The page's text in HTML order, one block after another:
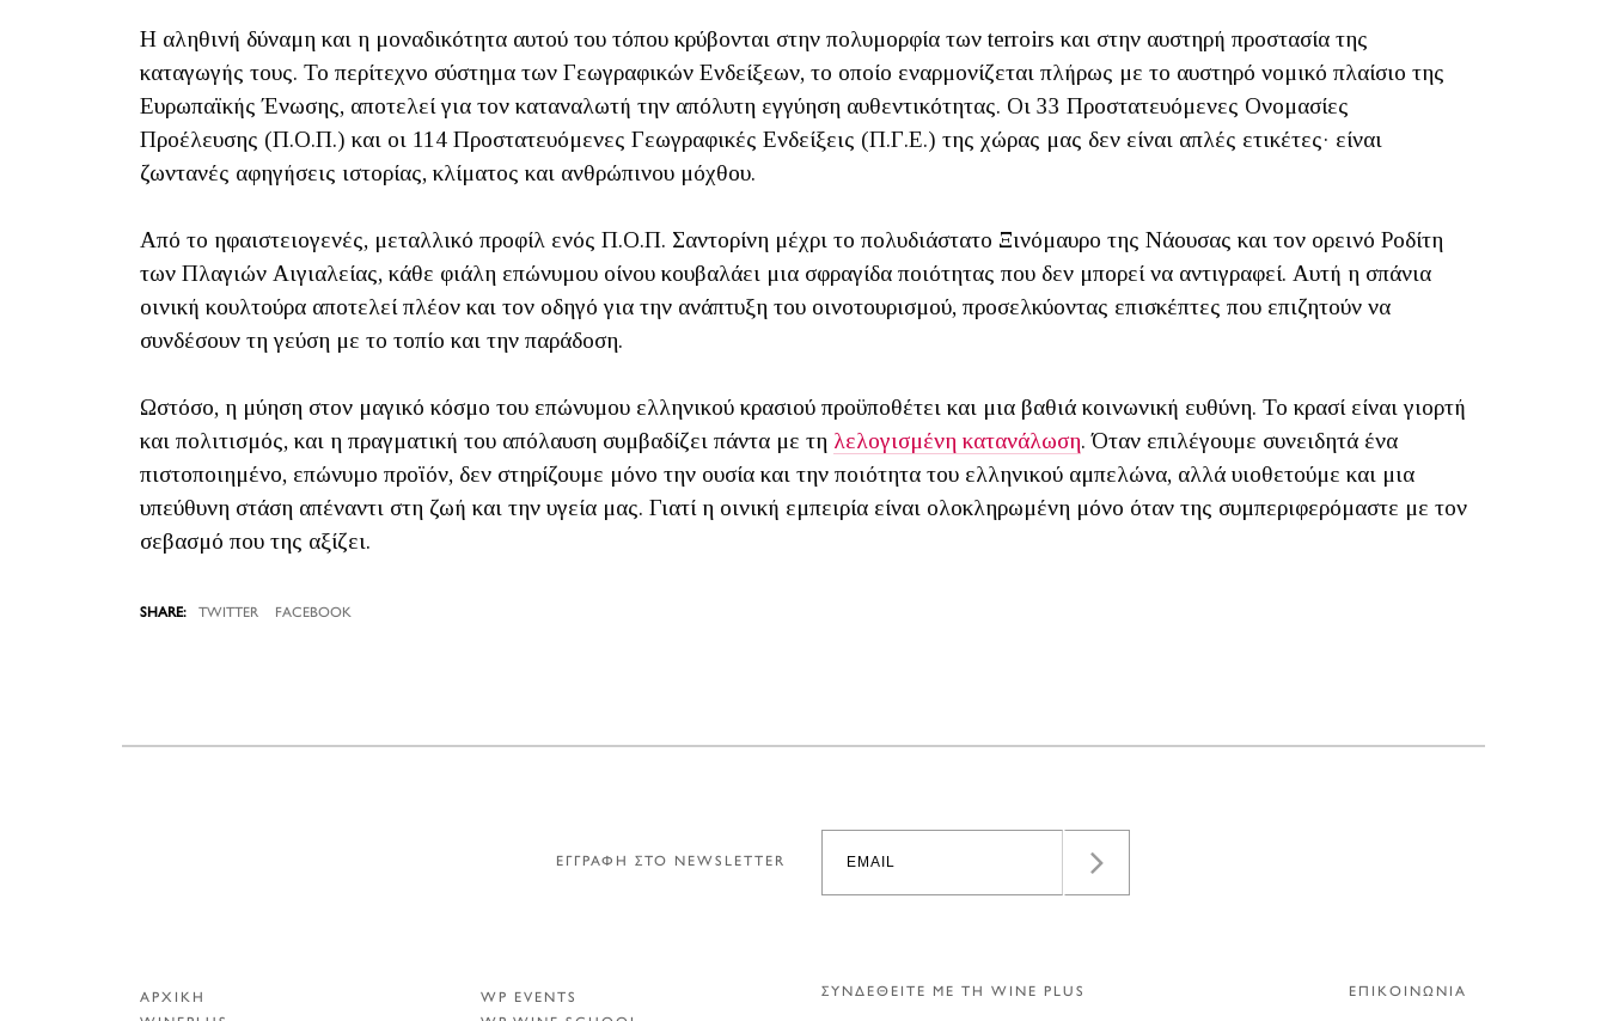
Η αληθινή δύναμη και η μοναδικότητα αυτού του τόπου κρύβονται στην πολυμορφία των terroirs και στην αυστηρή προστασία της
καταγωγής τους. Το περίτεχνο σύστημα των Γεωγραφικών Ενδείξεων, το οποίο εναρμονίζεται πλήρως με το αυστηρό νομικό πλαίσιο της
Ευρωπαϊκής Ένωσης, αποτελεί για τον καταναλωτή την απόλυτη εγγύηση αυθεντικότητας. Οι 33 Προστατευόμενες Ονομασίες
Προέλευσης (Π.Ο.Π.) και οι 114 Προστατευόμενες Γεωγραφικές Ενδείξεις (Π.Γ.Ε.) της χώρας μας δεν είναι απλές ετικέτες· είναι
ζωντανές αφηγήσεις ιστορίας, κλίματος και ανθρώπινου μόχθου.
Από το ηφαιστειογενές, μεταλλικό προφίλ ενός Π.Ο.Π. Σαντορίνη μέχρι το πολυδιάστατο Ξινόμαυρο της Νάουσας και τον ορεινό Ροδίτη
των Πλαγιών Αιγιαλείας, κάθε φιάλη επώνυμου οίνου κουβαλάει μια σφραγίδα ποιότητας που δεν μπορεί να αντιγραφεί. Αυτή η σπάνια
οινική κουλτούρα αποτελεί πλέον και τον οδηγό για την ανάπτυξη του οινοτουρισμού, προσελκύοντας επισκέπτες που επιζητούν να
συνδέσουν τη γεύση με το τοπίο και την παράδοση.
Ωστόσο, η μύηση στον μαγικό κόσμο του επώνυμου ελληνικού κρασιού προϋποθέτει και μια βαθιά κοινωνική ευθύνη. Το κρασί είναι γιορτή
και πολιτισμός, και η πραγματική του απόλαυση συμβαδίζει πάντα με τη λελογισμένη κατανάλωση. Όταν επιλέγουμε συνειδητά ένα
πιστοποιημένο, επώνυμο προϊόν, δεν στηρίζουμε μόνο την ουσία και την ποιότητα του ελληνικού αμπελώνα, αλλά υιοθετούμε και μια
υπεύθυνη στάση απέναντι στη ζωή και την υγεία μας. Γιατί η οινική εμπειρία είναι ολοκληρωμένη μόνο όταν της συμπεριφερόμαστε με τον
σεβασμό που της αξίζει.
TWITTER FACEBOOK
ΕΓΓΡΑΦΗ ΣΤΟ NEWSLETTER
ΑΡΧΙΚΗ
WP EVENTS
ΣΥΝΔΕΘΕΙΤΕ ΜΕ ΤΗ WINE PLUS ΕΠΙΚΟΙΝΩΝΙΑ